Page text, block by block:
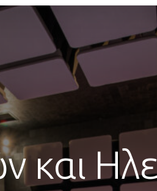
και